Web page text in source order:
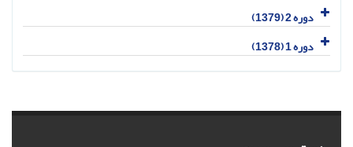
دوره 2 (1379)
دوره 1 (1378)